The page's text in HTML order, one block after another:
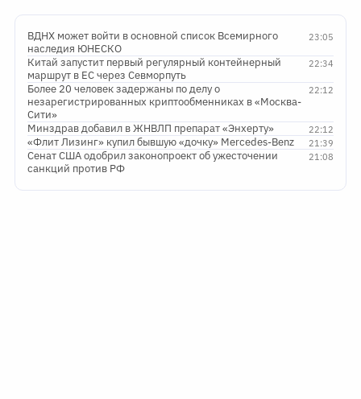
23:05
ВДНХ может войти в основной список Всемирного
наследия ЮНЕСКО
22:34
Китай запустит первый регулярный контейнерный
маршрут в ЕС через Севморпуть
22:12
Более 20 человек задержаны по делу о
незарегистрированных криптообменниках в «Москва-
Сити»
22:12
Минздрав добавил в ЖНВЛП препарат «Энхерту»
21:39
«Флит Лизинг» купил бывшую «дочку» Mercedes-Benz
21:08
Сенат США одобрил законопроект об ужесточении
санкций против РФ